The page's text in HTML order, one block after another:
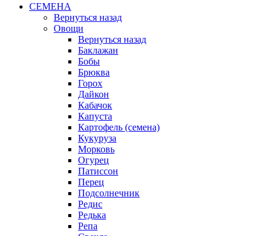
СЕМЕНА
Вернуться назад
Овощи
Вернуться назад
Баклажан
Бобы
Брюква
Горох
Дайкон
Кабачок
Капуста
Картофель (семена)
Кукуруза
Морковь
Огурец
Патиссон
Перец
Подсолнечник
Редис
Редька
Репа